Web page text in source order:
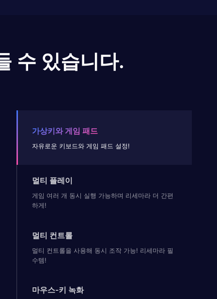
수 있습니다.
가상키와 게임 패드
자유로운 키보드와 게임 패드 설정!
멀티 플레이
게임 여러 개 동시 실행 가능하며 리세마라 더 간편
하게!
멀티 컨트롤
멀티 컨트롤을 사용해 동시 조작 가능! 리세마라 필
수템!
마우스-키 녹화